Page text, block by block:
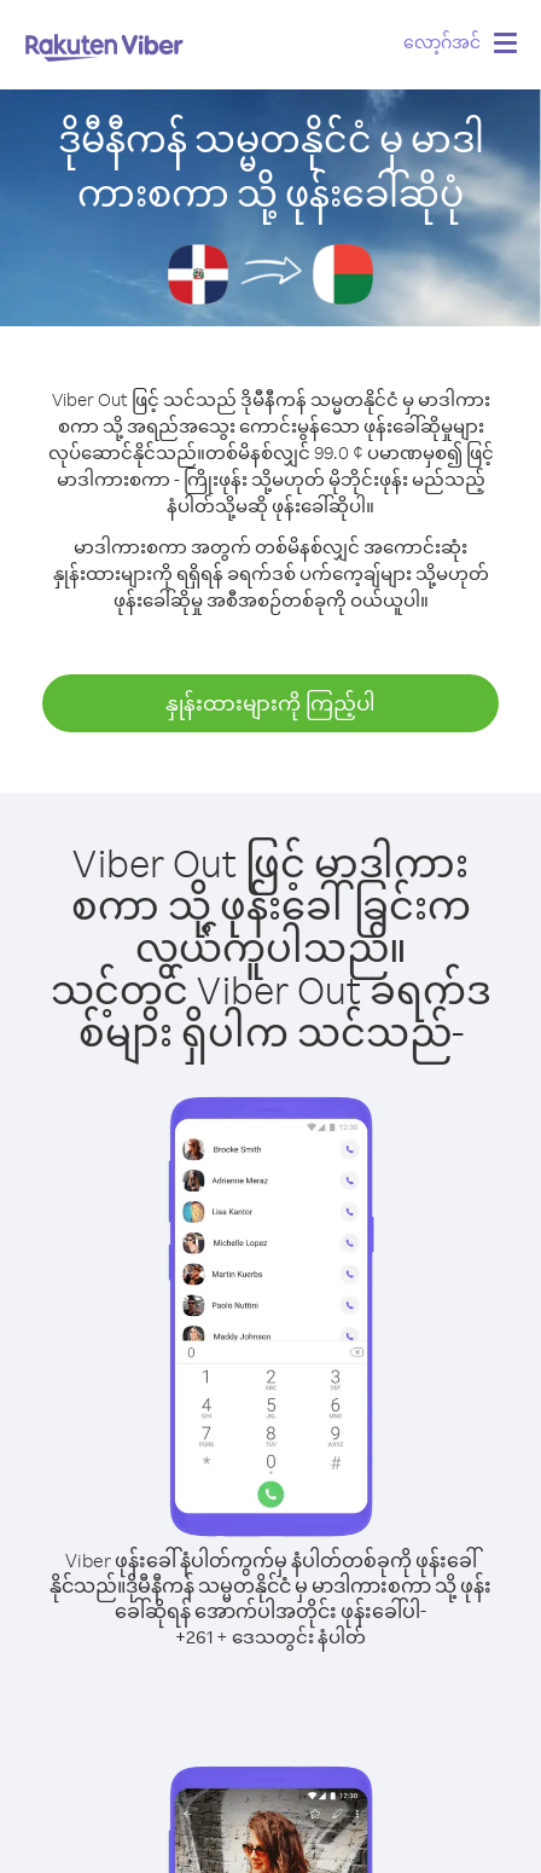
လော့ဂ်အင်
ဒိုမီနီကန် သမ္မတနိုင်ငံ မှ မာဒါ
ကားစကာ သို့ ဖုန်းခေါ်ဆိုပုံ
Viber Out ဖြင့် သင်သည် ဒိုမီနီကန် သမ္မတနိုင်ငံ မှ မာဒါကား
စကာ သို့ အရည်အသွေး ကောင်းမွန်သော ဖုန်းခေါ်ဆိုမှုများ
လုပ်ဆောင်နိုင်သည်။တစ်မိနစ်လျှင် 99.0 ¢ ပမာဏမှစ၍ ဖြင့်
မာဒါကားစကာ - ကြိုးဖုန်း သို့မဟုတ် မိုဘိုင်းဖုန်း မည်သည့်
နံပါတ်သို့မဆို ဖုန်းခေါ်ဆိုပါ။
မာဒါကားစကာ အတွက် တစ်မိနစ်လျှင် အကောင်းဆုံး
နှုန်းထားများကို ရရှိရန် ခရက်ဒစ် ပက်ကေ့ချ်များ သို့မဟုတ်
ဖုန်းခေါ်ဆိုမှု အစီအစဉ်တစ်ခုကို ဝယ်ယူပါ။
နှုန်းထားများကို ကြည့်ပါ
Viber Out ဖြင့် မာဒါကား
စကာ သို့ ဖုန်းခေါ်ခြင်းက
လွယ်ကူပါသည်။
သင့်တွင် Viber Out ခရက်ဒ
စ်များ ရှိပါက သင်သည်-
Viber ဖုန်းခေါ်နံပါတ်ကွက်မှ နံပါတ်တစ်ခုကို ဖုန်းခေါ်
နိုင်သည်။ဒိုမီနီကန် သမ္မတနိုင်ငံ မှ မာဒါကားစကာ သို့ ဖုန်း
ခေါ်ဆိုရန် အောက်ပါအတိုင်း ဖုန်းခေါ်ပါ-
+261 + ဒေသတွင်း နံပါတ်